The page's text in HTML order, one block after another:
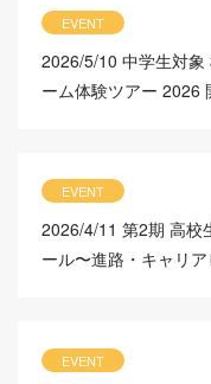
EVENT
2026/5/10 中学生対象
ーム体験ツアー 2026
EVENT
2026/4/11 第2期 高校
ール〜進路・キャリ
EVENT